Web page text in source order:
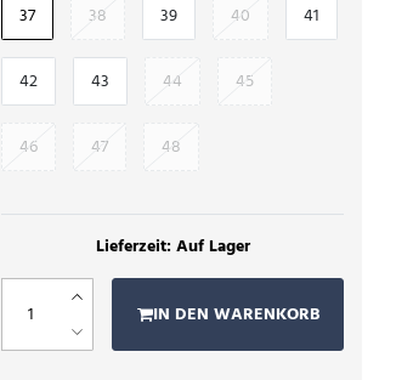
37 38 39 40 41
42 43 44 45
46 47 48
Auf Lager
IN DEN WARENKORB